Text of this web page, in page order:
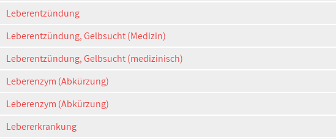
Leberentzündung
Leberentzündung, Gelbsucht (Medizin)
Leberentzündung, Gelbsucht (medizinisch)
Leberenzym (Abkürzung)
Leberenzym (Abkürzung)
Lebererkrankung